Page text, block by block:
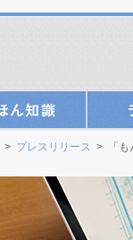
> プレスリリース > 「も